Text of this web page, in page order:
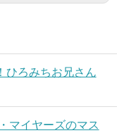
ひろみちお兄さん
マイヤーズのマス